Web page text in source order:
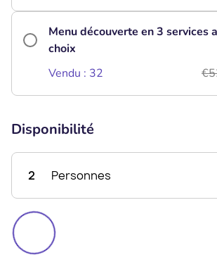
Menu découverte en 3 services
choix
Vendu : 32
Disponibilité
2 Personnes